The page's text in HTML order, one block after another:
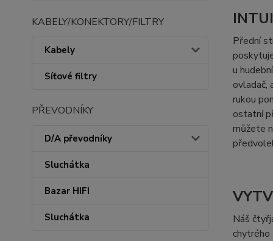
KABELY/KONEKTORY/FILTRY
Kabely
Síťové filtry
PŘEVODNÍKY
D/A převodníky
Sluchátka
Bazar HIFI
Sluchátka
Přední
u
ovladač,
rukou
ostatní
můžete
Náš